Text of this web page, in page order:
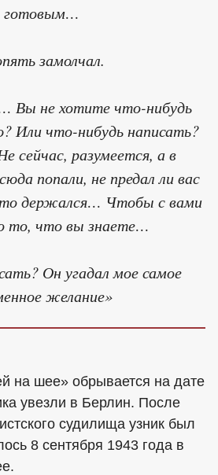
готовым…
замолчал.
не хотите что-нибудь
Или что-нибудь написать?
сейчас, разумеется, а в
попали, не предал ли вас
держался… Чтобы с вами
то, что вы знаете…
Он угадал мое самое
желание»
на шее» обрывается на дате
увезли в Берлин. После
судилища узник был
8 сентября 1943 года в